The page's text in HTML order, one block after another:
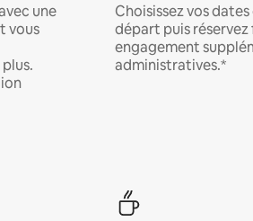
une
vous
Choisissez vos
départ puis
engagement
administratives.*